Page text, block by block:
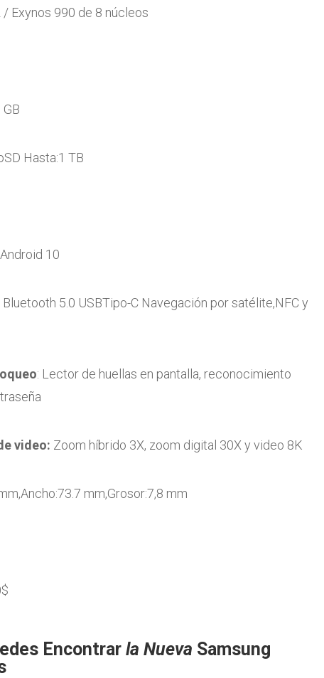
/ Exynos 990 de 8 núcleos
Hasta:1 TB
10
Bluetooth 5.0 USBTipo-C Navegación por satélite,NFC y
: Lector de huellas en pantalla, reconocimiento
video: Zoom híbrido 3X, zoom digital 30X y video 8K
mm,Grosor:7,8 mm
Encontrar la Nueva Samsung